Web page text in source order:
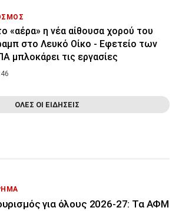
«αέρα» η νέα αίθουσα χορού του
στο Λευκό Οίκο - Εφετείο των
μπλοκάρει τις εργασίες
ΟΛΕΣ ΟΙ ΕΙΔΗΣΕΙΣ
για όλους 2026-27: Τα ΑΦΜ